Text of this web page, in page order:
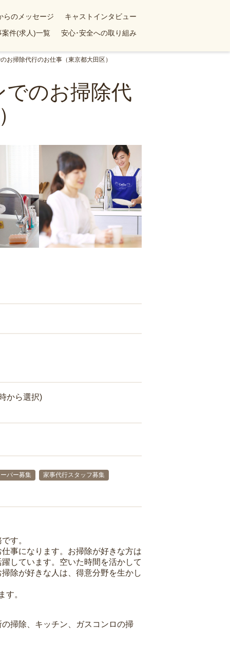
らのメッセージ
キャストインタビュー
案件(求人)一覧 安心･安全への取り組み
お掃除代行のお仕事（東京都大田区）
でのお掃除代
から選択)
パー募集
家事代行スタッフ募集
す。
事になります。お掃除が好きな方は
しています。空いた時間を活かして
除が好きな人は、得意分野を生かし
す。
掃除、キッチン、ガスコンロの掃